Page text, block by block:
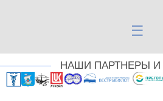
☰
НАШИ ПАРТНЕРЫ И